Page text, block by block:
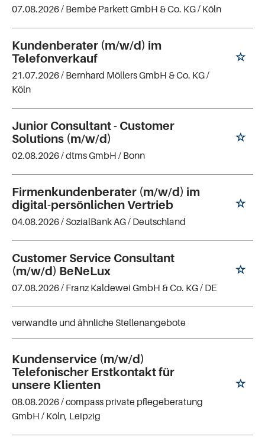
07.08.2026 / Bembé Parkett GmbH & Co. KG/ Köln
Kundenberater (m/w/d) im
Telefonverkauf
21.07.2026 / Bernhard Möllers GmbH & Co. KG/
Köln
Junior Consultant - Customer
Solutions (m/w/d)
02.08.2026 /dtms GmbH / Bonn
Firmenkundenberater (m/w/d) im
digital-persönlichen Vertrieb
04.08.2026 / SozialBank AG/ Deutschland
Customer Service Consultant
(m/w/d) BeNeLux
07.08.2026 / Franz Kaldewei GmbH & Co. KG/ DE
verwandte und ähnliche Stellenangebote
Kundenservice (m/w/d)
Telefonischer Erstkontakt für
unsere Klienten
08.08.2026 /compass private pflegeberatung
GmbH / Köln, Leipzig